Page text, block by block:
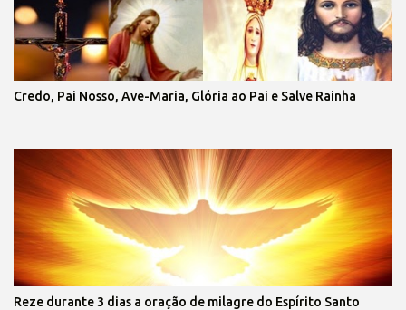
Credo, Pai Nosso, Ave-Maria, Glória ao Pai e Salve Rainha
Reze durante 3 dias a oração de milagre do Espírito Santo